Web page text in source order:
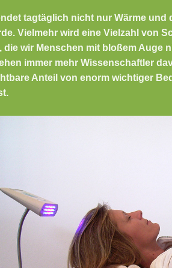
tagtäglich nicht nur Wärme und
Vielmehr wird eine Vielzahl von
die wir Menschen mit bloßem Auge
immer mehr Wissenschaftler
Anteil von enorm wichtiger